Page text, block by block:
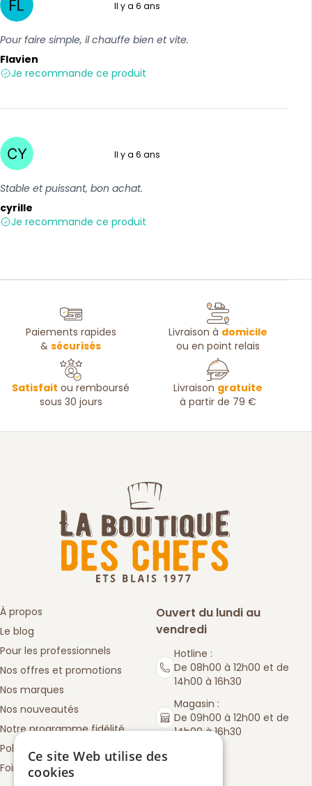
Il y a 6 ans
Pour faire simple, il chauffe bien et vite.
Flavien
Je recommande ce produit
Il y a 6 ans
Stable et puissant, bon achat.
cyrille
Je recommande ce produit
Paiements rapides
&sécurisés
Livraison à domicile
ou en point relais
Satisfait ou remboursé
sous 30 jours
Livraison gratuite
à partir de 79 €
À propos
Le blog
Pour les professionnels
Nos offres et promotions
Nos marques
Nos nouveautés
Notre programme fidélité
Politique de retours
Foire aux questions
Ouvert du lundi au
vendredi
Hotline :
De 08h00 à 12h00 et de
14h00 à 16h30
Magasin :
De 09h00 à 12h00 et de
14h00 à 16h30
Ce site Web utilise des
cookies